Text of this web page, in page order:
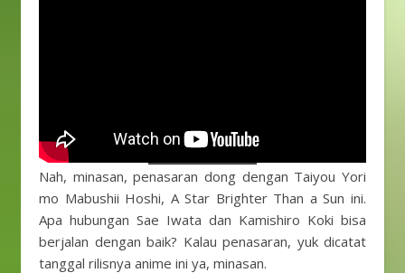
Nah, minasan, penasaran dong dengan Taiyou Yori
mo Mabushii Hoshi, A Star Brighter Than a Sun ini.
Apa hubungan Sae Iwata dan Kamishiro Koki bisa
berjalan dengan baik? Kalau penasaran, yuk dicatat
tanggal rilisnya anime ini ya, minasan.